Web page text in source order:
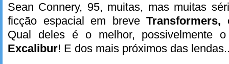
Sean Connery, 95, muitas, mas muitas
ficção espacial em breve
Qual deles é o melhor, possivelmente
Excalibur! E dos mais próximos das